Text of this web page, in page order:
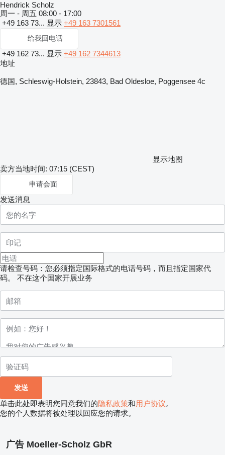
Hendrick Scholz
周一 - 周五 08:00 - 17:00
+49 163 73... 显示 +49 163 7301561
给我回电话
+49 162 73... 显示 +49 162 7344613
地址
德国, Schleswig-Holstein, 23843, Bad Oldesloe, Poggensee 4c
显示地图
卖方当地时间: 07:15 (CEST)
申请会面
发送消息
请检查号码：您必须指定国际格式的电话号码，而且指定国家代
码。
不在这个国家开展业务
单击此处即表明您同意我们的隐私政策和用户协议。
您的个人数据将被处理以回应您的请求。
广告 Moeller-Scholz GbR